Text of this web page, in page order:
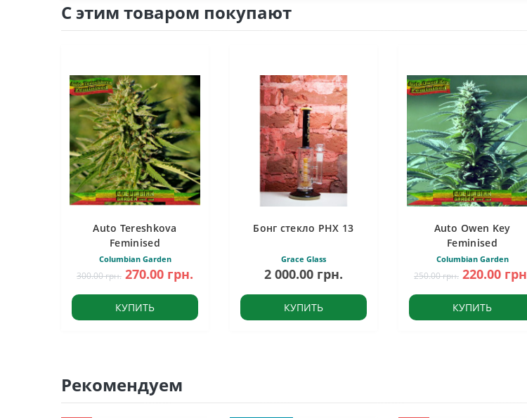
С этим товаром покупают
Auto Tereshkova
Feminised
Columbian Garden
300.00 грн. 270.00 грн.
КУПИТЬ
Бонг стекло PHX 13
Grace Glass
2 000.00 грн.
КУПИТЬ
Auto Owen Key
Feminised
Columbian Garden
250.00 грн. 220.00
КУПИТЬ
Рекомендуем